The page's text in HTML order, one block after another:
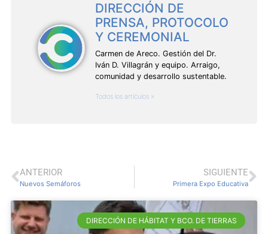
DIRECCIÓN DE
PRENSA, PROTOCOLO
Y CEREMONIAL
Carmen de Areco. Gestión del Dr.
Iván D. Villagrán y equipo. Arraigo,
comunidad y desarrollo sustentable.
Todos los artículos »
ANTERIOR
Nuevos Semáforos
SIGUIENTE
Primera Expo Educativa
DIRECCIÓN DE HÁBITAT Y BCO. DE TIERRAS